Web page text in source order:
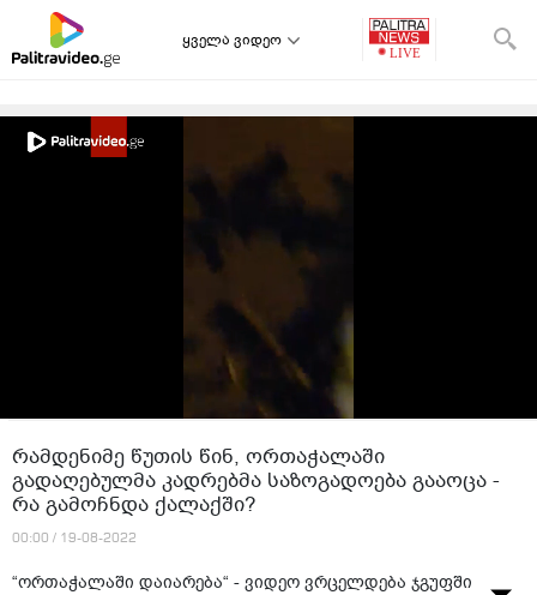
ყველა ვიდეო
რამდენიმე წუთის წინ, ორთაჭალაში
გადაღებულმა კადრებმა საზოგადოება გააოცა -
რა გამოჩნდა ქალაქში?
00:00 / 19-08-2022
“ორთაჭალაში დაიარება“ - ვიდეო ვრცელდება ჯგუფში